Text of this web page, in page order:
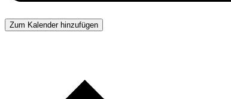
Zum Kalender hinzufügen